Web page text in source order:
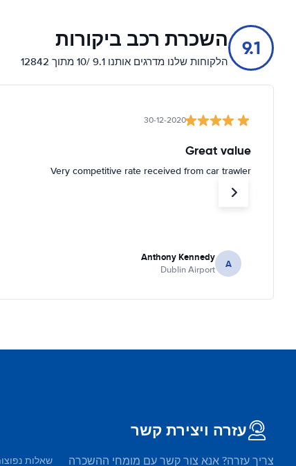
9.1 השכרת רכב ביקורות
הלקוחות שלנו מדרגים אותנו 9.1 /10 מתוך 12842
30-12-2020
Great value
Very competitive rate received from car trawler
A
Anthony Kennedy
Dublin Airport
עזרה ויצירת קשר
צריך עזרה? אנא צור קשר עם מומחי ההשכרה שאלות